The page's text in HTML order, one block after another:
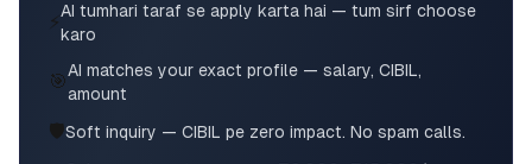
⚡AI tumhari taraf se apply karta hai — tum sirf choose
karo
🎯AI matches your exact profile — salary, CIBIL,
amount
🛡️Soft inquiry — CIBIL pe zero impact. No spam calls.